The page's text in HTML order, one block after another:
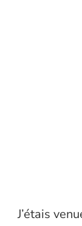
J’étais